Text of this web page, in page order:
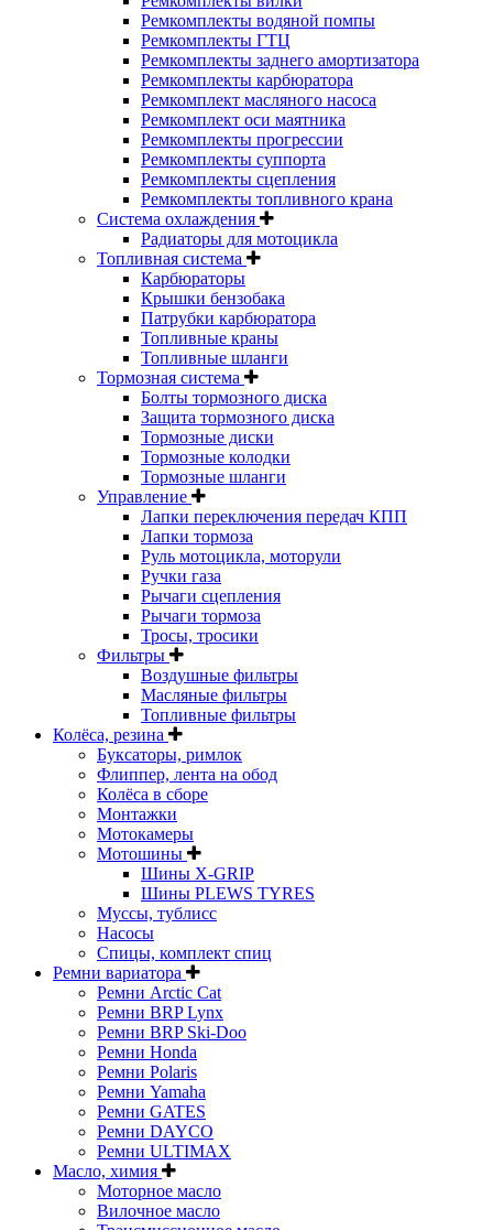
Ремкомплекты водяной помпы
Ремкомплекты ГТЦ
Ремкомплекты заднего амортизатора
Ремкомплекты карбюратора
Ремкомплект масляного насоса
Ремкомплект оси маятника
Ремкомплекты прогрессии
Ремкомплекты суппорта
Ремкомплекты сцепления
Ремкомплекты топливного крана
Система охлаждения
Радиаторы для мотоцикла
Топливная система
Карбюраторы
Крышки бензобака
Патрубки карбюратора
Топливные краны
Топливные шланги
Тормозная система
Болты тормозного диска
Защита тормозного диска
Тормозные диски
Тормозные колодки
Тормозные шланги
Управление
Лапки переключения передач КПП
Лапки тормоза
Руль мотоцикла, моторули
Ручки газа
Рычаги сцепления
Рычаги тормоза
Тросы, тросики
Фильтры
Воздушные фильтры
Масляные фильтры
Топливные фильтры
Колёса, резина
Буксаторы, римлок
Флиппер, лента на обод
Колёса в сборе
Монтажки
Мотокамеры
Мотошины
Шины X-GRIP
Шины PLEWS TYRES
Муссы, тублисс
Насосы
Спицы, комплект спиц
Ремни вариатора
Ремни Arctic Cat
Ремни BRP Lynx
Ремни BRP Ski-Doo
Ремни Honda
Ремни Polaris
Ремни Yamaha
Ремни GATES
Ремни DAYCO
Ремни ULTIMAX
Масло, химия
Моторное масло
Вилочное масло